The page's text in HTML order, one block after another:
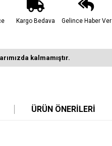
Kargo Bedava Gelince Haber Ver
kalmamıştır.
ÜRÜN ÖNERILERI